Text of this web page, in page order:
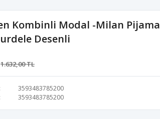
Kombinli Modal -Milan Pijama
Desenli
1.632,00 TL
3593483785200
3593483785200